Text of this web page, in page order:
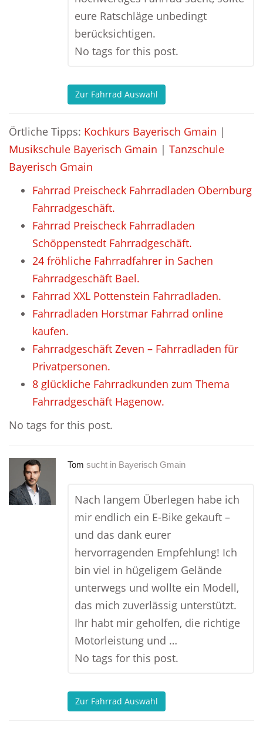
eure Ratschläge unbedingt
berücksichtigen.
No tags for this post.
Zur Fahrrad Auswahl
Örtliche Tipps: Kochkurs Bayerisch Gmain |
Musikschule Bayerisch Gmain | Tanzschule
Bayerisch Gmain
Fahrrad Preischeck Fahrradladen Obernburg
Fahrradgeschäft.
Fahrrad Preischeck Fahrradladen
Schöppenstedt Fahrradgeschäft.
24 fröhliche Fahrradfahrer in Sachen
Fahrradgeschäft Bael.
Fahrrad XXL Pottenstein Fahrradladen.
Fahrradladen Horstmar Fahrrad online
kaufen.
Fahrradgeschäft Zeven – Fahrradladen für
Privatpersonen.
8 glückliche Fahrradkunden zum Thema
Fahrradgeschäft Hagenow.
No tags for this post.
Tom sucht in Bayerisch Gmain
Nach langem Überlegen habe ich
mir endlich ein E-Bike gekauft –
und das dank eurer
hervorragenden Empfehlung! Ich
bin viel in hügeligem Gelände
unterwegs und wollte ein Modell,
das mich zuverlässig unterstützt.
Ihr habt mir geholfen, die richtige
Motorleistung und …
No tags for this post.
Zur Fahrrad Auswahl